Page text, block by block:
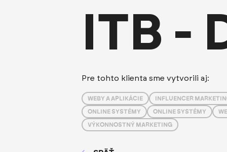
ITB -
Pre tohto klienta sme vytvorili aj:
WEBY A APLIKÁCIE
INFLUENCER
ONLINE SYSTÉMY
ONLINE SYSTÉMY
VÝKONNOSTNÝ MARKETING